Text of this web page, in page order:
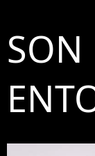
SON